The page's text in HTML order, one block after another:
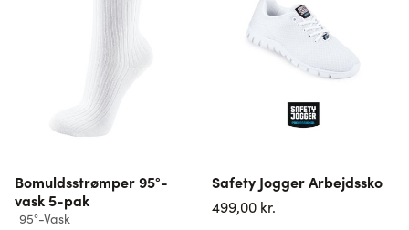
Bomuldsstrømper 95°-
vask 5-pak
95°-Vask
Safety Jogger Arbejdssko
499,00 kr.